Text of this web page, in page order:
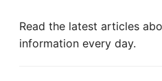
Read the latest articles
information every day.